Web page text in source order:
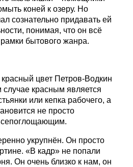
коней к озеру. Но
сознательно придавать ей
понимая, что он всё
бытового жанра.
цвет Петров-Водкин
красным является
или кепка рабочего, а
не просто
укрупнён. Он просто
«В кадр» не попали
Он очень близко к нам, он